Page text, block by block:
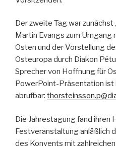
Der zweite Tag war
Martin Evangs zum
Osten und der Vorstellung
Osteuropa durch Diakon
Sprecher von Hoffnung für
PowerPoint-Präsentation ist
abrufbar:
Die Jahrestagung fand ihren
Festveranstaltung anläßlich
des Konvents mit